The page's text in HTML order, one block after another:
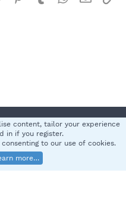
policy Help
S
2025 XenForo Ltd.
content, tailor your experience
in if you register.
to our use of cookies.
more…